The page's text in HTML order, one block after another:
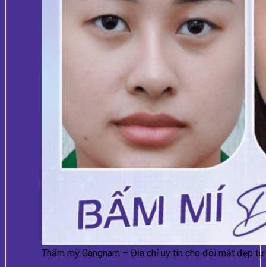
Thẩm mỹ Gangnam – Địa chỉ uy tín cho đôi mắt đẹp tự